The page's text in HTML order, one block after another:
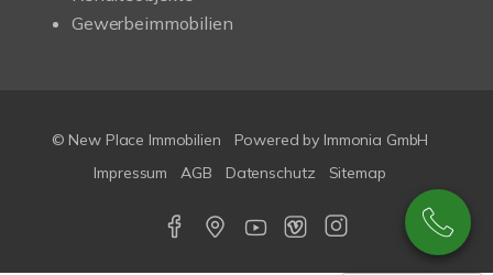
Gewerbeimmobilien
© New Place Immobilien
Powered by Immonia GmbH
Impressum
AGB Datenschutz Sitemap